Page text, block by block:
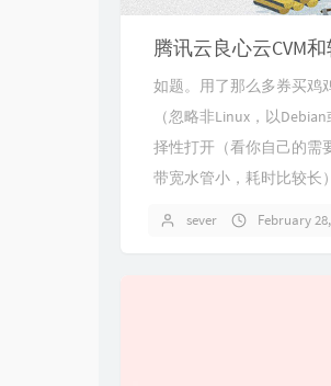
腾讯云良心云CVM
如题。用了那么多券买鸡
（忽略非Linux，以
择性打开（看你自己的需
带宽水管小，耗时比较长
sever February